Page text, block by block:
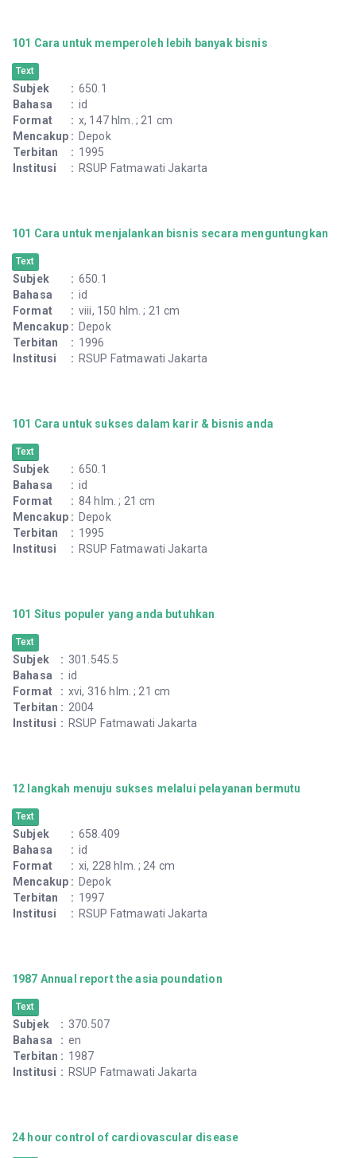
101 Cara untuk memperoleh lebih banyak bisnis
Text
Subjek : 650.1
Bahasa
: id
Format
: x, 147 hlm. ; 21 cm
Mencakup : Depok
Terbitan
: 1995
Institusi
: RSUP Fatmawati Jakarta
101 Cara untuk menjalankan bisnis secara menguntungkan
Text
Subjek : 650.1
Bahasa
: id
Format
: viii, 150 hlm. ; 21 cm
Mencakup : Depok
Terbitan
: 1996
Institusi
: RSUP Fatmawati Jakarta
101 Cara untuk sukses dalam karir & bisnis anda
Text
Subjek : 650.1
Bahasa
: id
Format
: 84 hlm. ; 21 cm
Mencakup : Depok
Terbitan
: 1995
Institusi
: RSUP Fatmawati Jakarta
101 Situs populer yang anda butuhkan
Text
Subjek : 301.545.5
Bahasa
: id
Format
: xvi, 316 hlm. ; 21 cm
Terbitan : 2004
Institusi : RSUP Fatmawati Jakarta
12 langkah menuju sukses melalui pelayanan bermutu
Text
Subjek : 658.409
Bahasa
: id
Format
: xi, 228 hlm. ; 24 cm
Mencakup : Depok
Terbitan
: 1997
Institusi
: RSUP Fatmawati Jakarta
1987 Annual report the asia poundation
Text
Subjek : 370.507
Bahasa
: en
Terbitan : 1987
Institusi : RSUP Fatmawati Jakarta
24 hour control of cardiovascular disease